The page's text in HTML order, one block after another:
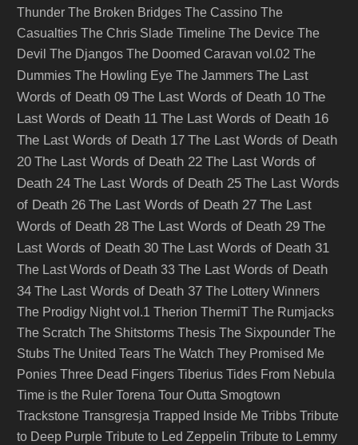
Thunder The Broken Bridges The Cassino The
Casualties The Chris Slade Timeline The Device The
Devil The Djangos The Doomed Caravan vol.02 The
Dummies The Howling Eye The Jammers The Last
Words of Death 09 The Last Words of Death 10 The
Last Words of Death 11 The Last Words of Death 16
The Last Words of Death 17 The Last Words of Death
20 The Last Words of Death 22 The Last Words of
Death 24 The Last Words of Death 25 The Last Words
of Death 26 The Last Words of Death 27 The Last
Words of Death 28 The Last Words of Death 29 The
Last Words of Death 30 The Last Words of Death 31
The Last Words of Death 33 The Last Words of Death
34 The Last Words of Death 37 The Lottery Winners
The Prodigy Night vol.1 Therion ThermiT The Rumjacks
The Scratch The Shitstorms Thesis The Sixpounder The
Stubs The United Tears The Watch They Promised Me
Ponies Three Dead Fingers Tiberius Tides From Nebula
Time is the Ruler Torena Tour Outta Smogtown
Trackstone Transgresja Trapped Inside Me Tribbs Tribute
to Deep Purple Tribute to Led Zeppelin Tribute to Lemmy